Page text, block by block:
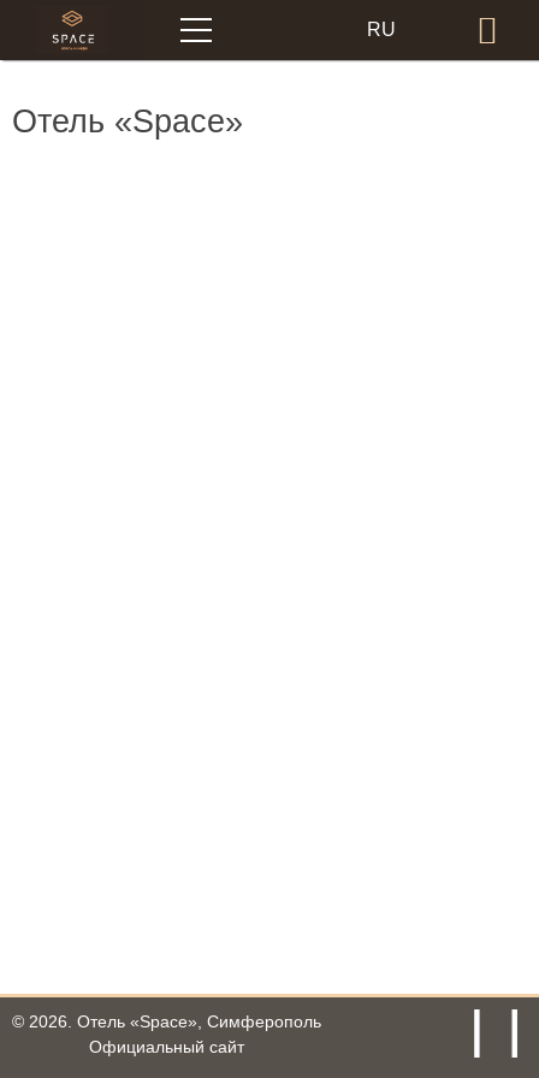
Меню RU
Отель «Space»
© 2026. Отель «Space», Симферополь
Официальный сайт